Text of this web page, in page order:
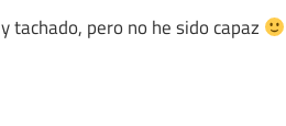
pero no he sido capaz